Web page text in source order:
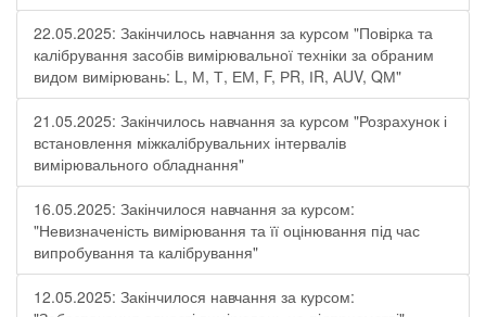
22.05.2025: Закінчилось навчання за курсом "Повірка та
калібрування засобів вимірювальної техніки за обраним
видом вимірювань: L, М, Т, ЕМ, F, РR, ІR, АUV, QМ"
21.05.2025: Закінчилось навчання за курсом "Розрахунок і
встановлення міжкалібрувальних інтервалів
вимірювального обладнання"
16.05.2025: Закінчилося навчання за курсом:
"Невизначеність вимірювання та її оцінювання під час
випробування та калібрування"
12.05.2025: Закінчилося навчання за курсом: